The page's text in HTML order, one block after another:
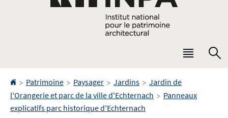
Menu
Accueil
> Patrimoine > Paysager > Jardins > Jardin de
l'Orangerie et parc de la ville d'Echternach > Panneaux
explicatifs parc historique d'Echternach